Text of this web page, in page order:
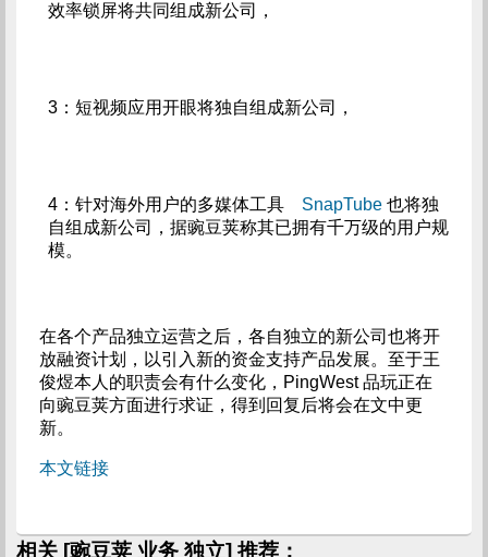
效率锁屏将共同组成新公司，
3：短视频应用开眼将独自组成新公司，
4：针对海外用户的多媒体工具 SnapTube 也将独
自组成新公司，据豌豆荚称其已拥有千万级的用户规
模。
在各个产品独立运营之后，各自独立的新公司也将开
放融资计划，以引入新的资金支持产品发展。至于王
俊煜本人的职责会有什么变化，PingWest 品玩正在
向豌豆荚方面进行求证，得到回复后将会在文中更
新。
本文链接
相关 [豌豆荚 业务 独立] 推荐：